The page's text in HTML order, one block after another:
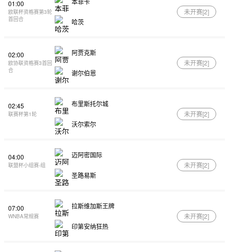
01:00
欧联杯资格赛第3轮
首回合
哈茨
未开赛[2]
02:00
欧协联资格赛3首回
合
阿贾克斯
谢尔伯恩
未开赛[2]
02:45
联赛杯第1轮
布里斯托尔城
沃尔索尔
未开赛[2]
04:00
联盟杯小组赛-组
迈阿密国际
圣路易斯
未开赛[2]
07:00
WNBA常规赛
拉斯维加斯王牌
印第安纳狂热
未开赛[2]